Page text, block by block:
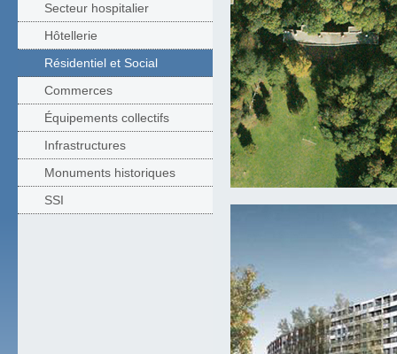
Secteur hospitalier
Hôtellerie
Résidentiel et Social
Commerces
Équipements collectifs
Infrastructures
Monuments historiques
SSI